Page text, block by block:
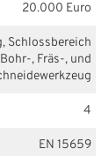
20.000 Euro
Schlossbereich
, Fräs-, und
4
EN 15659